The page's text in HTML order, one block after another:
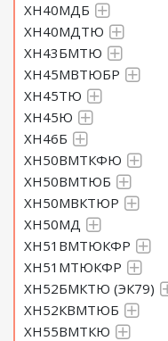
ХН40МДБ
ХН40МДТЮ
ХН43БМТЮ
ХН45МВТЮБР
ХН45ТЮ
ХН45Ю
ХН46Б
ХН50ВМТКФЮ
ХН50ВМТЮБ
ХН50МВКТЮР
ХН50МД
ХН51ВМТЮКФР
ХН51МТЮКФР
ХН52БМКТЮ (ЭК79)
ХН52КВМТЮБ
ХН55ВМТКЮ